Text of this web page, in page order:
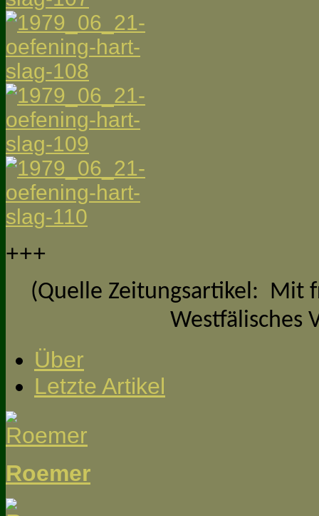
+++
(Quelle Zeitungsartikel: Mit
Westfälisches
Über
Letzte Artikel
Roemer